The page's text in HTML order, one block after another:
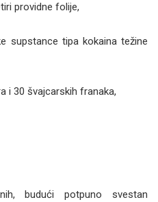
providne folije,
supstance tipa kokaina težine
i 30 švajcarskih franaka,
budući potpuno svestan